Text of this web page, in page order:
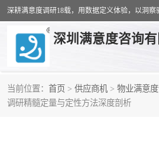
深圳满意度咨询有
当前位置： 首页 > 供应商机 > 物业满意
调研精髓定量与定性方法深度剖析